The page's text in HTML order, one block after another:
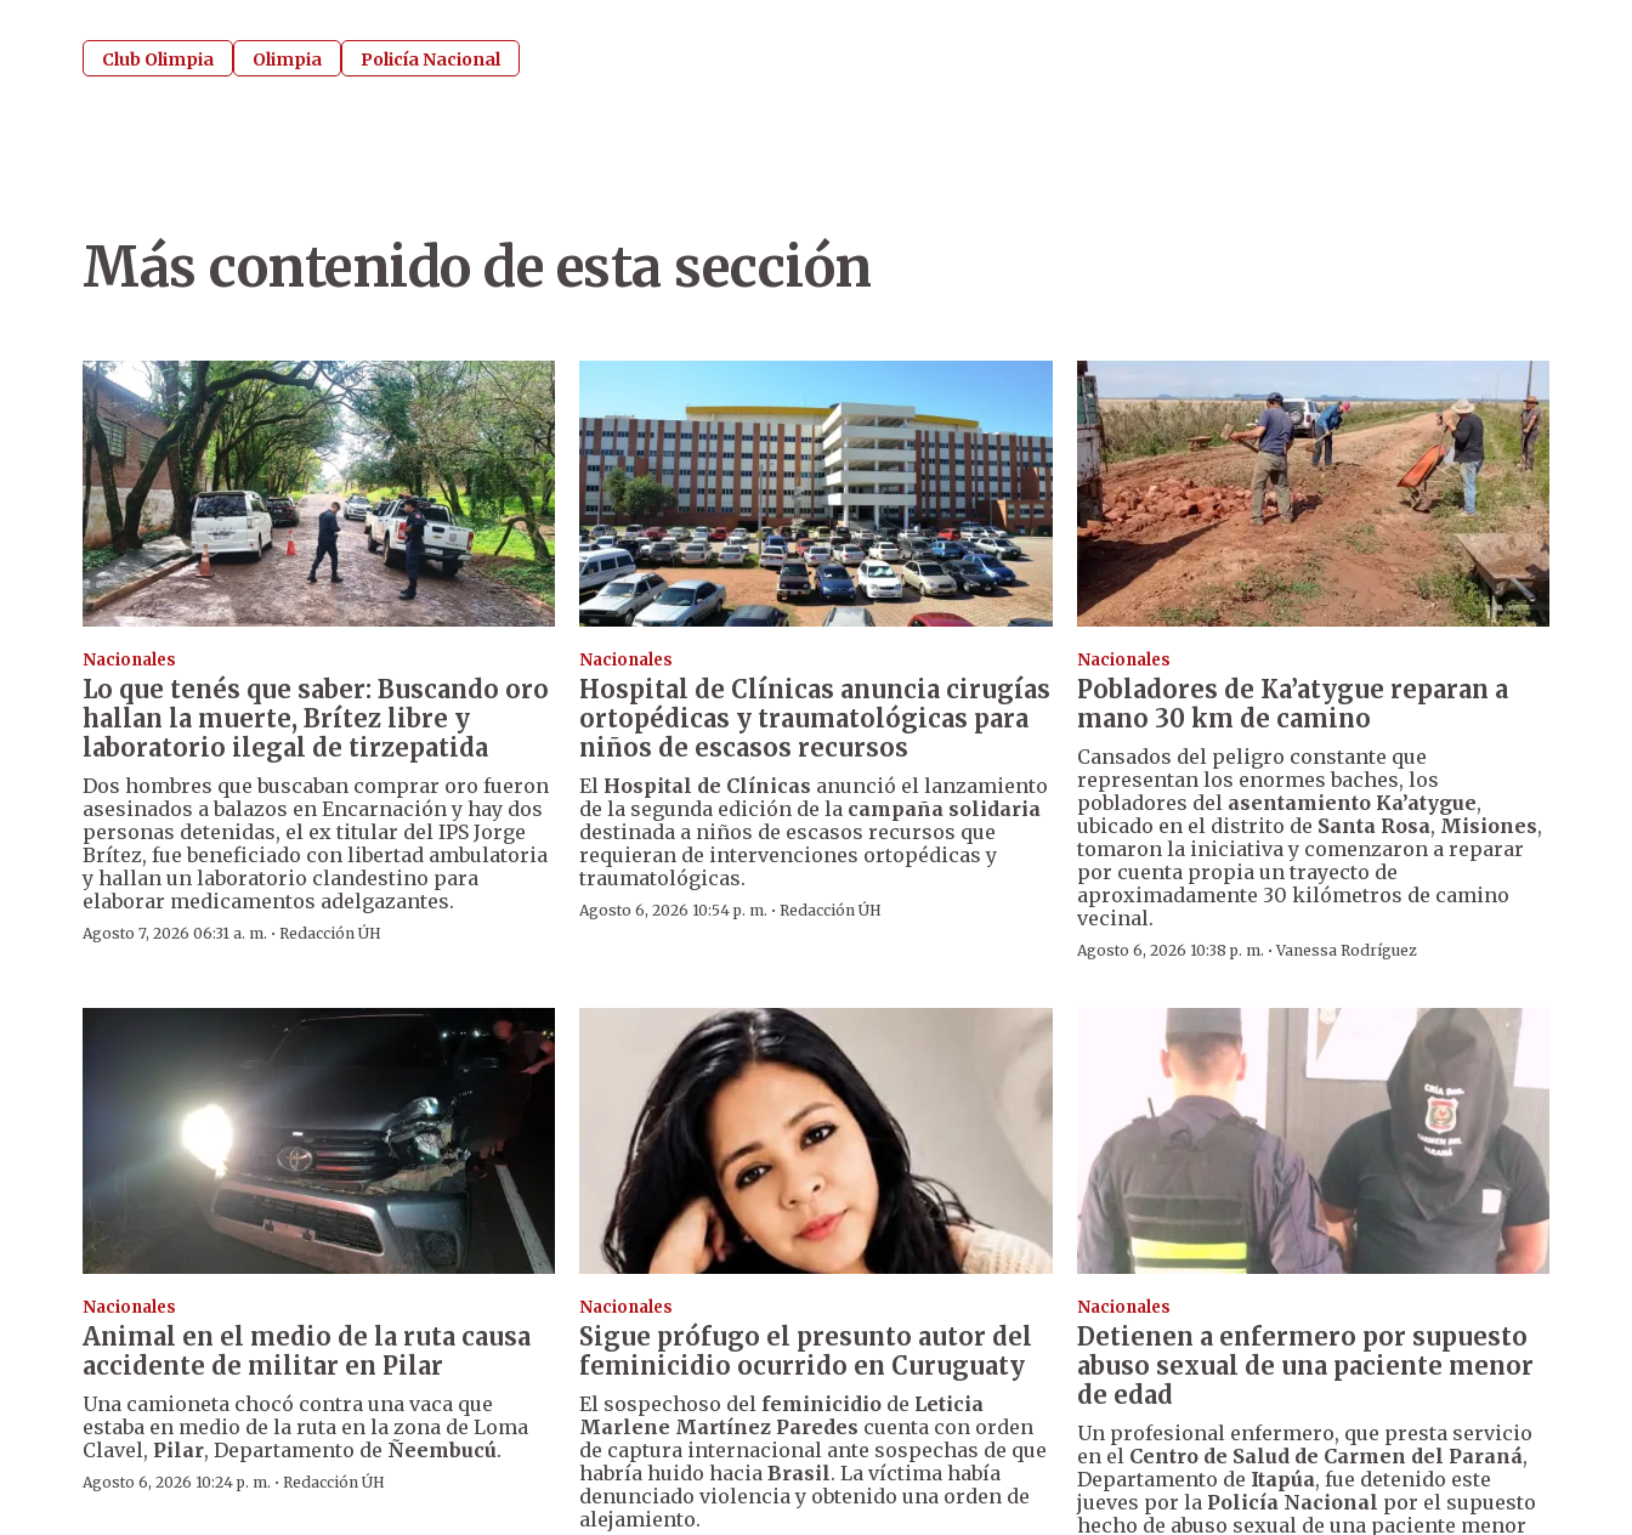
Club Olimpia Olimpia Policía Nacional
Más contenido de esta sección
Nacionales
Lo que tenés que saber: Buscando oro
hallan la muerte, Brítez libre y
laboratorio ilegal de tirzepatida
Dos hombres que buscaban comprar oro fueron
asesinados a balazos en Encarnación y hay dos
personas detenidas, el ex titular del IPS Jorge
Brítez, fue beneficiado con libertad ambulatoria
y hallan un laboratorio clandestino para
elaborar medicamentos adelgazantes.
Agosto 7, 2026 06:31 a. m. · Redacción ÚH
Nacionales
Hospital de Clínicas anuncia cirugías
ortopédicas y traumatológicas para
niños de escasos recursos
El Hospital de Clínicas anunció el lanzamiento
de la segunda edición de la campaña solidaria
destinada a niños de escasos recursos que
requieran de intervenciones ortopédicas y
traumatológicas.
Agosto 6, 2026 10:54 p. m. ·Redacción ÚH
Nacionales
Pobladores de Ka’atygue reparan a
mano 30 km de camino
Cansados del peligro constante que
representan los enormes baches, los
pobladores del asentamiento Ka’atygue,
ubicado en el distrito de Santa Rosa, Misiones,
tomaron la iniciativa y comenzaron a reparar
por cuenta propia un trayecto de
aproximadamente 30 kilómetros de camino
vecinal.
Agosto 6, 2026 10:38 p. m. ·Vanessa Rodríguez
Nacionales
Animal en el medio de la ruta causa
accidente de militar en Pilar
Una camioneta chocó contra una vaca que
estaba en medio de la ruta en la zona de Loma
Clavel, Pilar, Departamento de Ñeembucú.
Agosto 6, 2026 10:24 p. m. · Redacción ÚH
Nacionales
Sigue prófugo el presunto autor del
feminicidio ocurrido en Curuguaty
El sospechoso del feminicidio de Leticia
Marlene Martínez Paredes cuenta con orden
de captura internacional ante sospechas de que
habría huido haciaBrasil. La víctima había
denunciado violencia y obtenido una orden de
alejamiento.
Nacionales
Detienen a enfermero por supuesto
abuso sexual de una paciente menor
de edad
Un profesional enfermero, que presta servicio
en el Centro de Salud de Carmen del Paraná,
Departamento de Itapúa, fue detenido este
jueves por la Policía Nacional por el supuesto
hecho de abuso sexual de una paciente menor